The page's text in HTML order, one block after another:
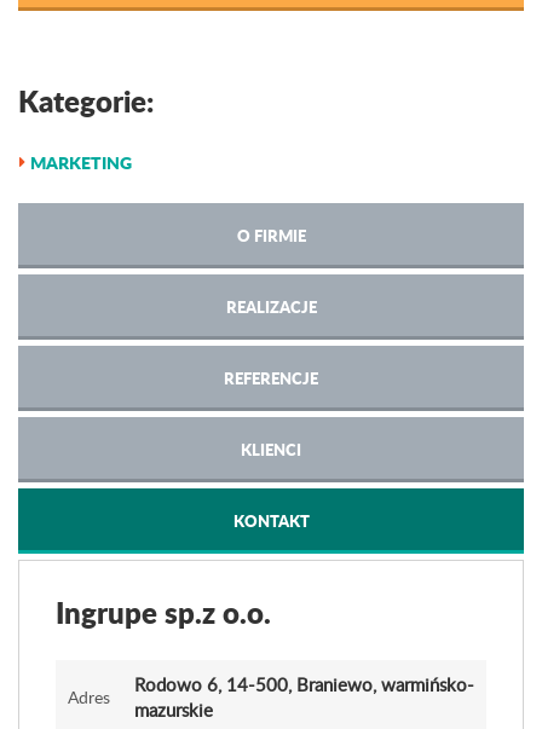
Kategorie:
MARKETING
O FIRMIE
REALIZACJE
REFERENCJE
KLIENCI
KONTAKT
Ingrupe sp.z o.o.
Adres
Rodowo 6, 14-500, Braniewo, warmińsko-
mazurskie